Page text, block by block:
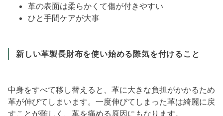
革の表面は柔らかくて傷が付きやすい
ひと手間ケアが大事
新しい革製長財布を使い始める際気を付けること
中身をすべて移し替えると、革に大きな負担がかかるため
革が伸びてしまいます。一度伸びてしまった革は綺麗に戻
すことが難しく、革を痛める原因にもなります。